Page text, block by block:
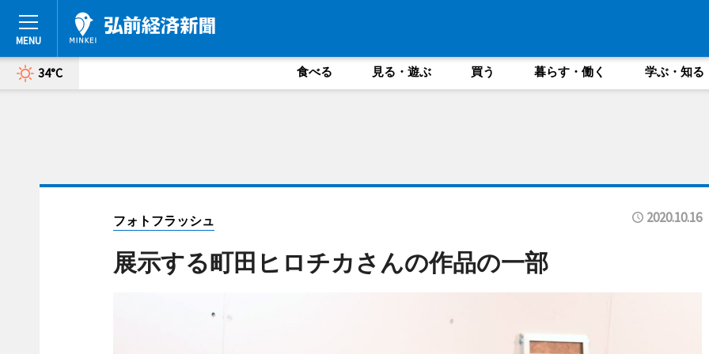
34°C 食べる 見る・遊ぶ 買う 暮らす・働く 学ぶ・知る
フォトフラッシュ 2020.10.16
展示する町田ヒロチカさんの作品の一部